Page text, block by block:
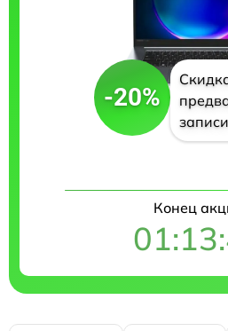
-20%
Конец